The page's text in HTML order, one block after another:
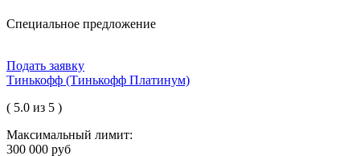
Специальное предложение
Подать заявку
Тинькофф (Тинькофф Платинум)
( 5.0 из 5 )
Максимальный лимит:
300 000 руб